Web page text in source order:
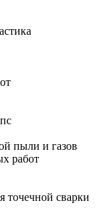
пыли и газов
работ
точечной сварки